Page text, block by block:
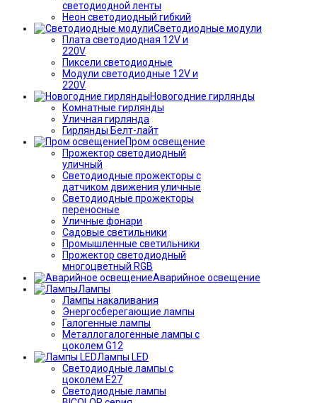
светодиодной ленты
Неон светодиодный гибкий
Светодиодные модули
Плата светодиодная 12V и
220V
Пиксели светодиодные
Модули светодиодные 12V и
220V
Новогодние гирлянды
Комнатные гирлянды
Уличная гирлянда
Гирлянды Белт-лайт
Пром освещение
Прожектор светодиодный
уличный
Светодиодные прожекторы с
датчиком движения уличные
Светодиодные прожекторы
переносные
Уличные фонари
Садовые светильники
Промышленные светильники
Прожектор светодиодный
многоцветный RGB
Аварийное освещение
Лампы
Лампы накаливания
Энергосберегающие лампы
Галогенные лампы
Металлогалогенные лампы с
цоколем G12
Лампы LED
Светодиодные лампы с
цоколем E27
Светодиодные лампы